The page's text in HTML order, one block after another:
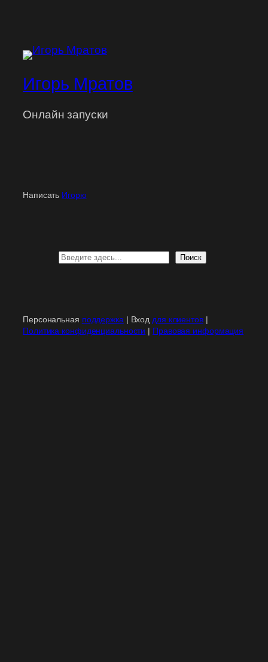
Игорь Мратов
Онлайн запуски
Написать Игорю
Поиск Поиск
Персональная поддержка | Вход для клиентов|
Политика конфиденциальности | Правовая информация